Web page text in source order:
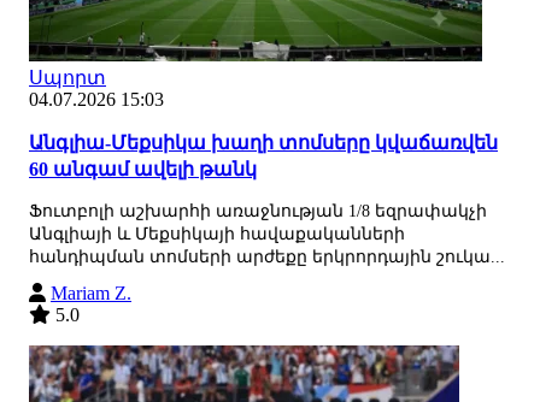
Սպորտ
04.07.2026 15:03
Անգլիա-Մեքսիկա խաղի տոմսերը կվաճառվեն
60 անգամ ավելի թանկ
Ֆուտբոլի աշխարհի առաջնության 1/8 եզրափակչի
Անգլիայի և Մեքսիկայի հավաքականների
հանդիպման տոմսերի արժեքը երկրորդային շուկա...
Mariam Z.
5.0